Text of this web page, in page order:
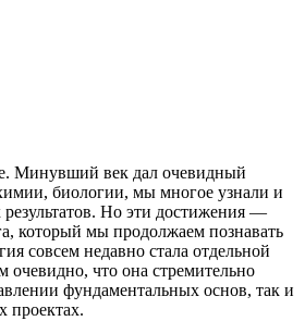
Минувший век дал очевидный
биологии, мы многое узнали и
результатов. Но эти достижения —
который мы продолжаем познавать
совсем недавно стала отдельной
очевидно, что она стремительно
фундаментальных основ, так и
проектах.